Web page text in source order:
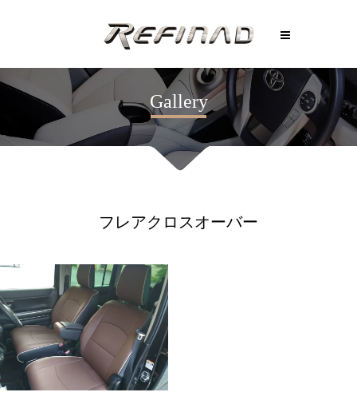
Gallery
フレアクロスオーバー